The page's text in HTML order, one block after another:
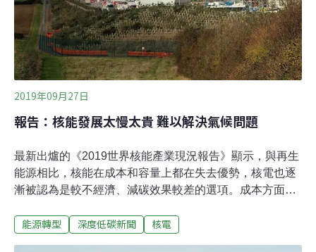
公平，公民發電難實行」、「公民電廠要發展，躉購不能
一直砍」。他們希望政府在制定2020年躉購費率時，基於
鼓勵及獎勵社區型公民電廠發展，且為了成功達到能源轉
型，應加強重視公民參與、增加更多民眾透
2019年09月27日
報告：核能發展太慢太貴 難以解決氣候問題
最新出爐的《2019世界核能產業現況報告》顯示，與再生
能源相比，核能在成本和容量上都在失去優勢，核電也逐
漸被認為是較不經濟、減碳效果較差的選項。成本方面，
電能力的成長速度優於任何其他發電類型。該報告主要作
能源轉型 深度低碳新聞 核電